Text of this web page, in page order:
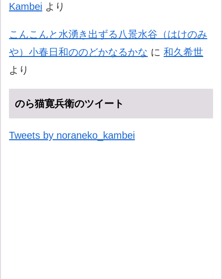
Kambei より
こんこんと水湧き出ずる八景水谷（はけのみ
や）小春日和ののどかなるかな に和久希世
より
のら猫寛兵衛のツイート
Tweets by noraneko_kambei